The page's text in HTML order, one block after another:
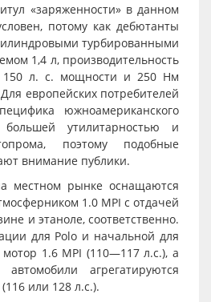
«заряженности» в данном
потому как дебютанты
турбированными
1,4 л, производительность
150 л. с. мощности и 250 Нм
европейских потребителей
южноамериканского
утилитарностью и
поэтому подобные
внимание публики.
местном рынке оснащаются
1.0 MPI с отдачей
и этаноле, соответственно.
для Polo и начальной для
1.6 MPI (110—117 л.с.), а
агрегатируются
или 128 л.с.).